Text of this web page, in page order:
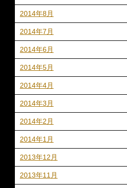
2014年8月
2014年7月
2014年6月
2014年5月
2014年4月
2014年3月
2014年2月
2014年1月
2013年12月
2013年11月